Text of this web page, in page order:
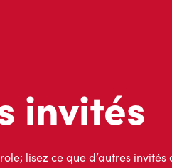
invités